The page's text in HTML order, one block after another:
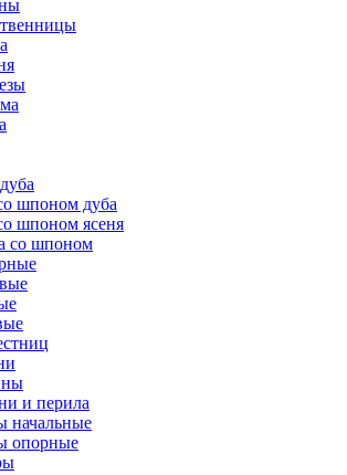
шпоном дуба
шпоном ясеня
со шпоном
и перила
начальные
опорные